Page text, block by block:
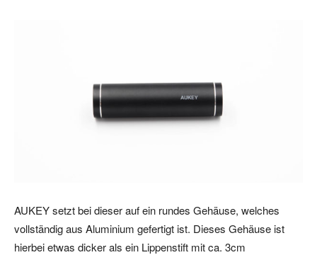
AUKEY setzt bei dieser auf ein rundes Gehäuse, welches
vollständig aus Aluminium gefertigt ist. Dieses Gehäuse ist
hierbei etwas dicker als ein Lippenstift mit ca. 3cm